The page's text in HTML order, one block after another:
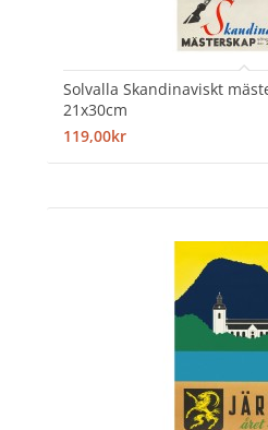
Solvalla Skandinaviskt
21x30cm
119,00kr